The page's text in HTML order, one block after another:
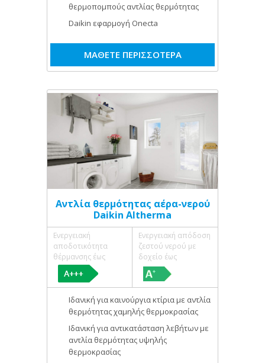
θερμοπομπούς αντλίας θερμότητας
Daikin εφαρμογή Onecta
ΜΑΘΕΤΕ ΠΕΡΙΣΣΟΤΕΡΑ
Αντλία θερμότητας αέρα-νερού
Daikin Altherma
Ενεργειακή
αποδοτικότητα
θέρμανσης έως
Ενεργειακή απόδοση
ζεστού νερού με
δοχείο έως
Ιδανική για καινούργια κτίρια με αντλία
θερμότητας χαμηλής θερμοκρασίας
Ιδανική για αντικατάσταση λεβήτων με
αντλία θερμότητας υψηλής
θερμοκρασίας